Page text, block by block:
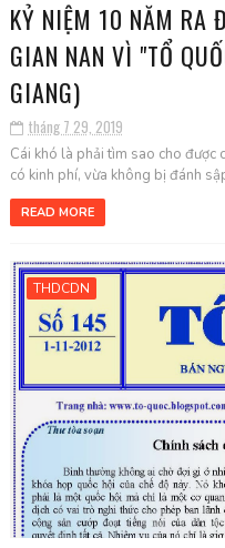
KỶ NIỆM 10 NĂM RA
GIAN NAN VÌ "TỔ
GIANG)
tháng 7 29, 2019
Cái khó là phải tìm sao cho được
có kinh phí, vừa không bị đánh
READ MORE
THDCDN